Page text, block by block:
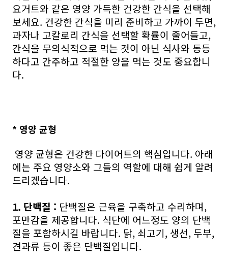
요거트와 같은 영양 가득한 건강한 간식을 선택해
보세요. 건강한 간식을 미리 준비하고 가까이 두면,
과자나 고칼로리 간식을 선택할 확률이 줄어들고,
간식을 무의식적으로 먹는 것이 아닌 식사와 동등
하다고 간주하고 적절한 양을 먹는 것도 중요합니
다.
* 영양 균형
영양 균형은 건강한 다이어트의 핵심입니다. 아래
에는 주요 영양소와 그들의 역할에 대해 쉽게 알려
드리겠습니다.
1. 단백질 : 단백질은 근육을 구축하고 수리하며,
포만감을 제공합니다. 식단에 어느정도 양의 단백
질을 포함하시길 바랍니다. 닭, 쇠고기, 생선, 두부,
견과류 등이 좋은 단백질입니다.